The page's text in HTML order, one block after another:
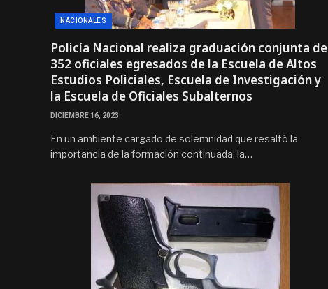
NACIONALES
Policía Nacional realiza graduación conjunta de
352 oficiales egresados de la Escuela de Altos
Estudios Policiales, Escuela de Investigación y
la Escuela de Oficiales Subalternos
DICIEMBRE 16, 2023
En un ambiente cargado de solemnidad que resaltó la
importancia de la formación continuada, la…